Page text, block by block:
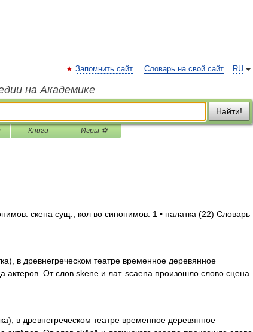
RU
Запомнить сайт Словарь на свой сайт
на Академике
Найти!
Книги Игры ⚽
скена сущ., кол во синонимов: 1 • палатка (22) Словарь
в древнегреческом театре временное деревянное
От слов skene и лат. scaena произошло слово сцена
в древнегреческом театре временное деревянное